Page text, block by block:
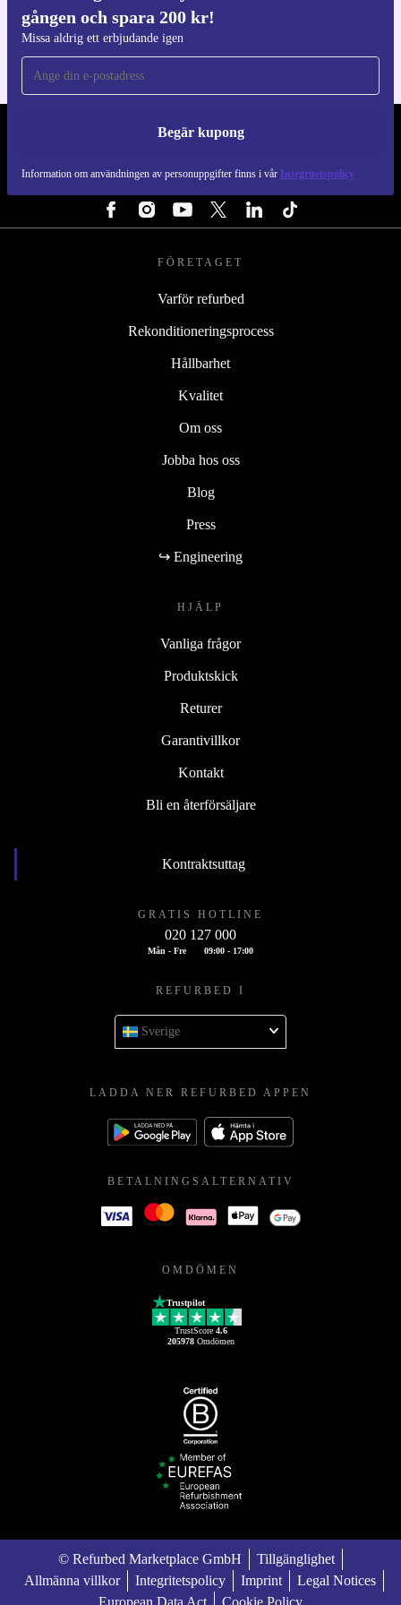
gången och spara 200 kr!
Missa aldrig ett erbjudande igen
Begär kupong
Information om användningen av personuppgifter finns i vår Integritetspolicy
För iOS och Android
REFURBED SVERIGE - RETHINK NEW.
FÖLJ OSS
FÖRETAGET
Varför refurbed
Rekonditioneringsprocess
Hållbarhet
Kvalitet
Om oss
Jobba hos oss
Blog
Press
↪ Engineering
HJÄLP
Vanliga frågor
Produktskick
Returer
Garantivillkor
Kontakt
Bli en återförsäljare
Kontraktsuttag
GRATIS HOTLINE
020 127 000
Mån - Fre 09:00 - 17:00
REFURBED I
Sverige
LADDA NER REFURBED APPEN
BETALNINGSALTERNATIV
OMDÖMEN
Trustpilot
TrustScore 4.6
205978Omdömen
© Refurbed Marketplace GmbH
Tillgänglighet
Allmänna villkor
Integritetspolicy Imprint
Legal Notices
European Data Act
Cookie Policy